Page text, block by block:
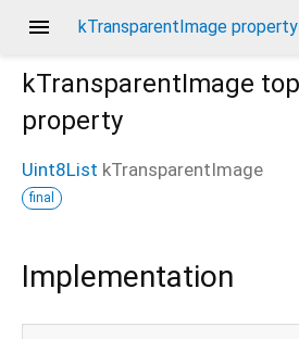
menu kTransparentImage property
kTransparentImage
property
Uint8List kTransparentImage
final
Implementation